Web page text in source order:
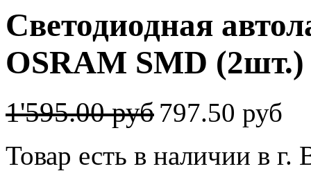
Светодиодная
OSRAM SMD (2шт.)
1'595.00 руб 797.50 руб
Товар есть в наличии в г.